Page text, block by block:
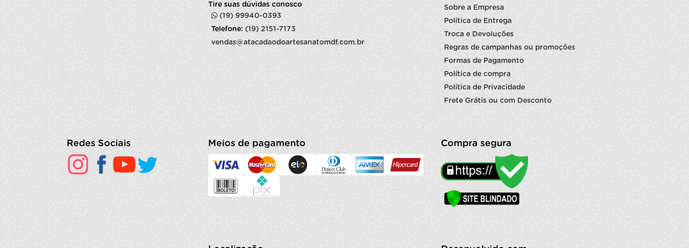
Tire suas dúvidas conosco
(19) 99940-0393
Telefone:(19) 2151-7173
vendas@atacadaodoartesanatomdf.com.br
Sobre a Empresa
Política de Entrega
Troca e Devoluções
Regras de campanhas ou promoções
Formas de Pagamento
Política de compra
Política de Privacidade
Frete Grátis ou com Desconto
Redes Sociais Meios de pagamento Compra segura